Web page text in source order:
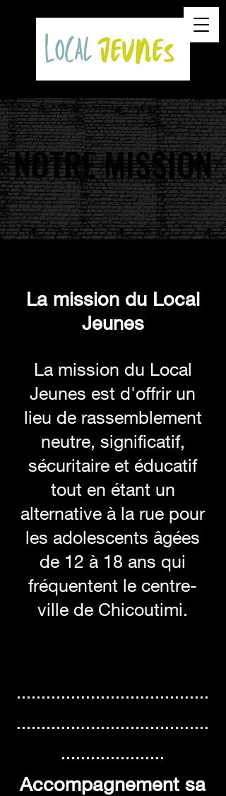
NOTRE MISSION
NOTRE MISSION
La mission du Local
Jeunes
La mission du Local
Jeunes est d'offrir un
lieu de rassemblement
neutre, significatif,
sécuritaire et éducatif
tout en étant un
alternative à la rue pour
les adolescents âgées
de 12 à 18 ans qui
fréquentent le centre-
ville de Chicoutimi.
.......................................
.......................................
.....................
Accompagnement sa